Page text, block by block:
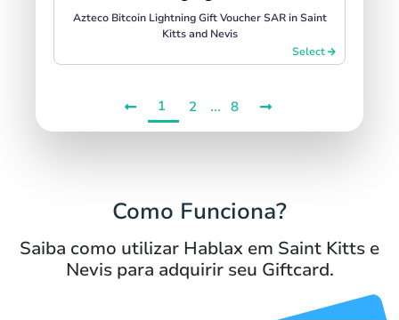
Azteco Bitcoin Lightning Gift Voucher SAR in Saint
Kitts and Nevis
Select
1 2 ... 8
Como Funciona?
Saiba como utilizar Hablax em Saint Kitts e
Nevis para adquirir seu Giftcard.